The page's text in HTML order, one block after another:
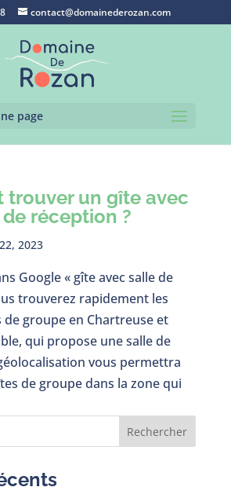
contact@domainederozan.com
page
trouver un gîte avec
réception ?
2023
Google « gîte avec salle de
trouverez rapidement les
de groupe en Chartreuse et
qui propose une salle de
vous permettra
de groupe dans la zone qui
Rechercher